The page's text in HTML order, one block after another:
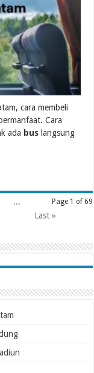
cara membeli
Cara
ada bus langsung
Page 1 of 69
...
Last »